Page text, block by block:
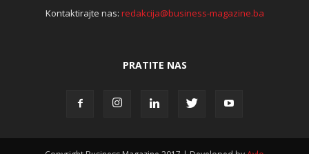
Kontaktirajte nas: redakcija@business-magazine.ba
PRATITE NAS